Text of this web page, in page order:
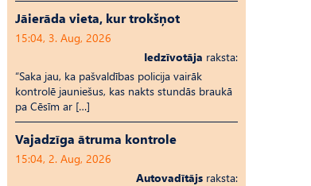
Jāierāda vieta, kur trokšņot
15:04, 3. Aug, 2026
Iedzīvotāja raksta:
“Saka jau, ka pašvaldības policija vairāk
kontrolē jauniešus, kas nakts stundās braukā
pa Cēsīm ar […]
Vajadzīga ātruma kontrole
15:04, 2. Aug, 2026
Autovadītājs raksta: